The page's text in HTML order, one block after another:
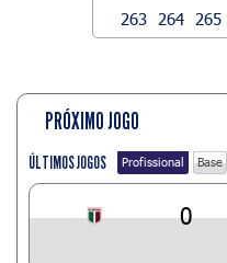
263
264 265
PRÓXIMO JOGO
ÚLTIMOS JOGOS Profissional Base
0